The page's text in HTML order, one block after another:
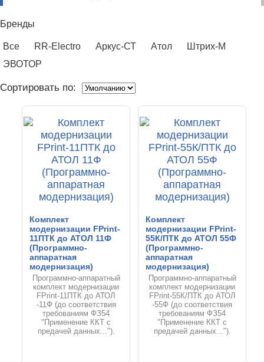
Бренды
Все RR-Electro Аркус-СТ Атол
Штрих-М
ЭВОТОР
Сортировать по:
Комплект
модернизации FPrint-
11ПТК до АТОЛ 11Ф
(Программно-
аппаратная
модернизация)
Программно-аппаратный
комплект модернизации
FPrint-11ПТК до АТОЛ
-11Ф (до соответствия
требованиям ФЗ54
"Применение ККТ с
предачей данных...").
Комплект
модернизации FPrint-
55К/ПТК до АТОЛ 55Ф
(Программно-
аппаратная
модернизация)
Программно-аппаратный
комплект модернизации
FPrint-55К/ПТК до АТОЛ
-55Ф (до соответствия
требованиям ФЗ54
"Применение ККТ с
предачей данных...").